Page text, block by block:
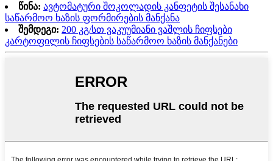
წინა: ავტომატური შოკოლადის კანფეტის შესანახი
საწარმოო ხაზის ფორმირების მანქანა
შემდეგი: 200 კგ/სთ ვაკუუმიანი ვაშლის ჩიფსები
კარტოფილის ჩიფსების საწარმოო ხაზის მანქანები